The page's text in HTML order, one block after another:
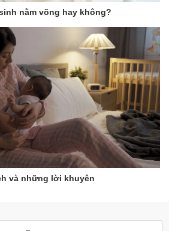
nằm võng hay không?
và những lời khuyên